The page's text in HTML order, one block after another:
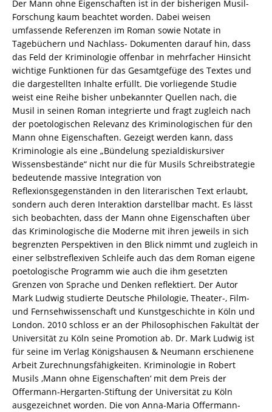
5
978-
3-
82-
604628-
Menge
Der Mann ohne Eigenschaften ist in der bisherigen Musil-
Forschung kaum beachtet worden. Dabei weisen
umfassende Referenzen im Roman sowie Notate in
Tagebüchern und Nachlass- Dokumenten darauf hin, dass
das Feld der Kriminologie offenbar in mehrfacher Hinsicht
wichtige Funktionen für das Gesamtgefüge des Textes und
die dargestellten Inhalte erfüllt. Die vorliegende Studie
weist eine Reihe bisher unbekannter Quellen nach, die
Musil in seinen Roman integrierte und fragt zugleich nach
der poetologischen Relevanz des Kriminologischen für den
Mann ohne Eigenschaften. Gezeigt werden kann, dass
Kriminologie als eine „Bündelung spezialdiskursiver
Wissensbestände“ nicht nur die für Musils Schreibstrategie
bedeutende massive Integration von
Reflexionsgegenständen in den literarischen Text erlaubt,
sondern auch deren Interaktion darstellbar macht. Es lässt
sich beobachten, dass der Mann ohne Eigenschaften über
das Kriminologische die Moderne mit ihren jeweils in sich
begrenzten Perspektiven in den Blick nimmt und zugleich in
einer selbstreflexiven Schleife auch das dem Roman eigene
poetologische Programm wie auch die ihm gesetzten
Grenzen von Sprache und Denken reflektiert. Der Autor
Mark Ludwig studierte Deutsche Philologie, Theater-, Film-
und Fernsehwissenschaft und Kunstgeschichte in Köln und
London. 2010 schloss er an der Philosophischen Fakultät der
Universität zu Köln seine Promotion ab. Dr. Mark Ludwig ist
für seine im Verlag Königshausen & Neumann erschienene
Arbeit Zurechnungsfähigkeiten. Kriminologie in Robert
Musils ‚Mann ohne Eigenschaften‘ mit dem Preis der
Offermann-Hergarten-Stiftung der Universität zu Köln
ausgezeichnet worden. Die von Anna-Maria Offermann-